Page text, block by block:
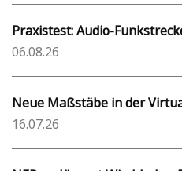
Praxistest: Audio-
06.08.26
Neue Maßstäbe in der
16.07.26